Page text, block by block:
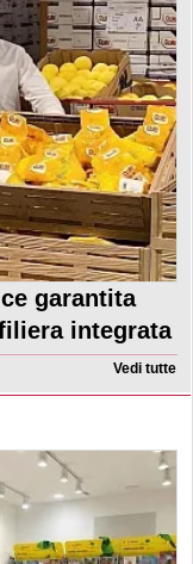
garantita
integrata
Vedi tutte